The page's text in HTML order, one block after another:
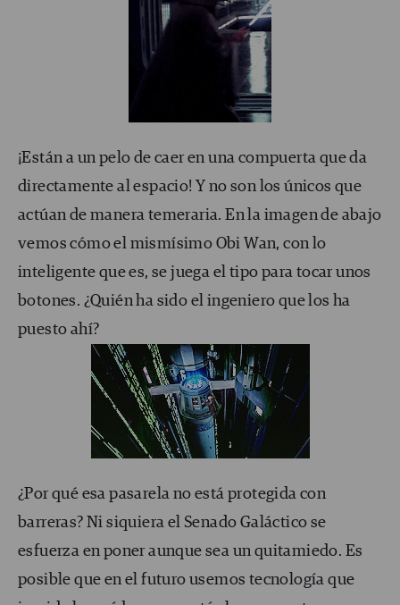
¡Están a un pelo de caer en una compuerta que da
directamente al espacio! Y no son los únicos que
actúan de manera temeraria. En la imagen de abajo
vemos cómo el mismísimo Obi Wan, con lo
inteligente que es, se juega el tipo para tocar unos
botones. ¿Quién ha sido el ingeniero que los ha
puesto ahí?
¿Por qué esa pasarela no está protegida con
barreras? Ni siquiera el Senado Galáctico se
esfuerza en poner aunque sea un quitamiedo. Es
posible que en el futuro usemos tecnología que